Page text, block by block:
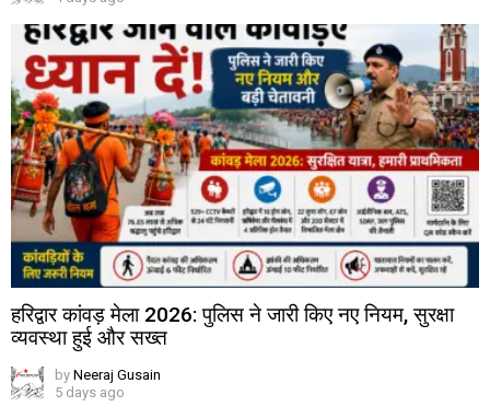
हरिद्वार कांवड़ मेला 2026: पुलिस ने जारी किए नए नियम, सुरक्षा
व्यवस्था हुई और सख्त
by Neeraj Gusain
5 days ago